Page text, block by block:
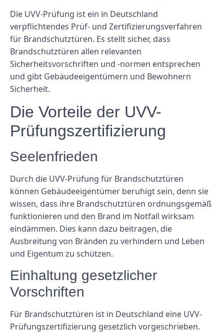
Die UVV-Prüfung ist ein in Deutschland
verpflichtendes Prüf- und Zertifizierungsverfahren
für Brandschutztüren. Es stellt sicher, dass
Brandschutztüren allen relevanten
Sicherheitsvorschriften und -normen entsprechen
und gibt Gebäudeeigentümern und Bewohnern
Sicherheit.
Die Vorteile der UVV-
Prüfungszertifizierung
Seelenfrieden
Durch die UVV-Prüfung für Brandschutztüren
können Gebäudeeigentümer beruhigt sein, denn sie
wissen, dass ihre Brandschutztüren ordnungsgemäß
funktionieren und den Brand im Notfall wirksam
eindämmen. Dies kann dazu beitragen, die
Ausbreitung von Bränden zu verhindern und Leben
und Eigentum zu schützen.
Einhaltung gesetzlicher
Vorschriften
Für Brandschutztüren ist in Deutschland eine UVV-
Prüfungszertifizierung gesetzlich vorgeschrieben.